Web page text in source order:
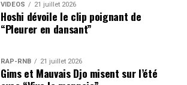
VIDEOS 21 juillet 2026
Hoshi dévoile le clip poignant de
“Pleurer en dansant”
RAP-RNB 21 juillet 2026
Gims et Mauvais Djo misent sur l’été